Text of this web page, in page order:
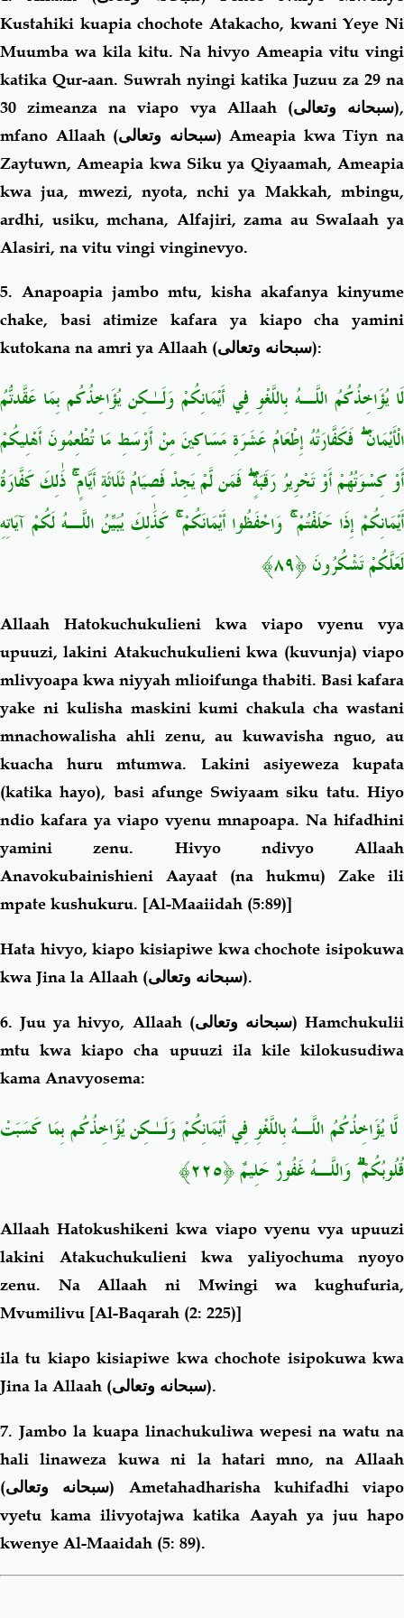
Kustahiki kuapia chochote Atakacho, kwani Yeye Ni
Muumba wa kila kitu. Na hivyo Ameapia vitu vingi
katika Qur-aan. Suwrah nyingi katika Juzuu za 29 na
30 zimeanza na viapo vya Allaah (سبحانه وتعالى),
mfano Allaah (سبحانه وتعالى) Ameapia kwa Tiyn na
Zaytuwn, Ameapia kwa Siku ya Qiyaamah, Ameapia
kwa jua, mwezi, nyota, nchi ya Makkah, mbingu,
ardhi, usiku, mchana, Alfajiri, zama au Swalaah ya
Alasiri, na vitu vingi vinginevyo.
5. Anapoapia jambo mtu, kisha akafanya kinyume
chake, basi atimize kafara ya kiapo cha yamini
kutokana na amri ya Allaah (سبحانه وتعالى):
لَا يُؤَاخِذُكُمُ اللَّـهُ بِاللَّغْوِ فِي أَيْمَانِكُمْ وَلَـٰكِن يُؤَاخِذُكُم بِمَا عَقَّدتُّمُ
الْأَيْمَانَ ۖ فَكَفَّارَتُهُ إِطْعَامُ عَشَرَةِ مَسَاكِينَ مِنْ أَوْسَطِ مَا تُطْعِمُونَ أَهْلِيكُمْ
أَوْ كِسْوَتُهُمْ أَوْ تَحْرِيرُ رَقَبَةٍ ۖ فَمَن لَّمْ يَجِدْ فَصِيَامُ ثَلَاثَةِ أَيَّامٍ ۚ ذَٰلِكَ كَفَّارَةُ
أَيْمَانِكُمْ إِذَا حَلَفْتُمْ ۚ وَاحْفَظُوا أَيْمَانَكُمْ ۚ كَذَٰلِكَ يُبَيِّنُ اللَّـهُ لَكُمْ آيَاتِهِ
لَعَلَّكُمْ تَشْكُرُونَ ﴿٨٩﴾
Allaah Hatokuchukulieni kwa viapo vyenu vya
upuuzi, lakini Atakuchukulieni kwa (kuvunja) viapo
mlivyoapa kwa niyyah mlioifunga thabiti. Basi kafara
yake ni kulisha maskini kumi chakula cha wastani
mnachowalisha ahli zenu, au kuwavisha nguo, au
kuacha huru mtumwa. Lakini asiyeweza kupata
(katika hayo), basi afunge Swiyaam siku tatu. Hiyo
ndio kafara ya viapo vyenu mnapoapa. Na hifadhini
yamini zenu. Hivyo ndivyo Allaah
Anavokubainishieni Aayaat (na hukmu) Zake ili
mpate kushukuru. [Al-Maaiidah (5:89)]
Hata hivyo, kiapo kisiapiwe kwa chochote isipokuwa
kwa Jina la Allaah (سبحانه وتعالى).
6. Juu ya hivyo, Allaah (سبحانه وتعالى) Hamchukulii
mtu kwa kiapo cha upuuzi ila kile kilokusudiwa
kama Anavyosema:
لَّا يُؤَاخِذُكُمُ اللَّـهُ بِاللَّغْوِ فِي أَيْمَانِكُمْ وَلَـٰكِن يُؤَاخِذُكُم بِمَا كَسَبَتْ
قُلُوبُكُمْ ۗ وَاللَّـهُ غَفُورٌ حَلِيمٌ ﴿٢٢٥﴾
Allaah Hatokushikeni kwa viapo vyenu vya upuuzi
lakini Atakuchukulieni kwa yaliyochuma nyoyo
zenu. Na Allaah ni Mwingi wa kughufuria,
Mvumilivu [Al-Baqarah (2: 225)]
ila tu kiapo kisiapiwe kwa chochote isipokuwa kwa
Jina la Allaah (سبحانه وتعالى).
7. Jambo la kuapa linachukuliwa wepesi na watu na
hali linaweza kuwa ni la hatari mno, na Allaah
(سبحانه وتعالى) Ametahadharisha kuhifadhi viapo
vyetu kama ilivyotajwa katika Aayah ya juu hapo
kwenye Al-Maaidah (5: 89).